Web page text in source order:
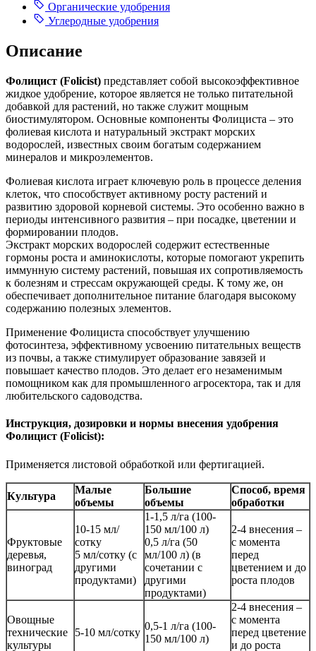
Органические удобрения
Углеродные удобрения
Описание
Фолицист (Folicist) представляет собой высокоэффективное
жидкое удобрение, которое является не только питательной
добавкой для растений, но также служит мощным
биостимулятором. Основные компоненты Фолициста – это
фолиевая кислота и натуральный экстракт морских
водорослей, известных своим богатым содержанием
минералов и микроэлементов.
Фолиевая кислота играет ключевую роль в процессе деления
клеток, что способствует активному росту растений и
развитию здоровой корневой системы. Это особенно важно в
периоды интенсивного развития – при посадке, цветении и
формировании плодов.
Экстракт морских водорослей содержит естественные
гормоны роста и аминокислоты, которые помогают укрепить
иммунную систему растений, повышая их сопротивляемость
к болезням и стрессам окружающей среды. К тому же, он
обеспечивает дополнительное питание благодаря высокому
содержанию полезных элементов.
Применение Фолициста способствует улучшению
фотосинтеза, эффективному усвоению питательных веществ
из почвы, а также стимулирует образование завязей и
повышает качество плодов. Это делает его незаменимым
помощником как для промышленного агросектора, так и для
любительского садоводства.
Инструкция, дозировки и нормы внесения удобрения
Фолицист (Folicist):
Применяется листовой обработкой или фертигацией.
Культура
Малые
объемы
Большие
объемы
Способ, время
обработки
Фруктовые
деревья,
виноград
10-15 мл/
сотку
5 мл/сотку (с
другими
продуктами)
1-1,5 л/га (100-
150 мл/100 л)
0,5 л/га (50
мл/100 л) (в
сочетании с
другими
продуктами)
2-4 внесения –
с момента
перед
цветением и до
роста плодов
Овощные
технические
культуры
5-10 мл/сотку
0,5-1 л/га (100-
150 мл/100 л)
2-4 внесения –
с момента
перед цветение
и до роста